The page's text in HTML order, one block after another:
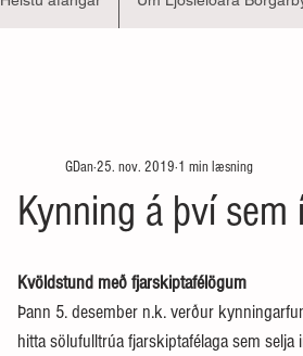
Kynning á því
GDan25. nov. 2019 1 min læsning
Kvöldstund með fjarskiptafélögum
Þann 5. desember n.k. verður
hitta sölufulltrúa fjarskiptafélaga sem